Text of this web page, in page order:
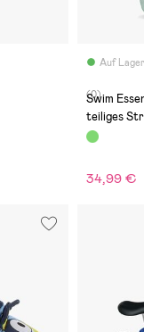
Auf Lager
(0)
Swim
teiliges
Bluey
34,99 €